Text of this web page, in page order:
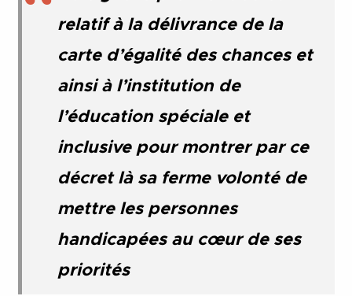
relatif à la délivrance de la
carte d’égalité des chances et
ainsi à l’institution de
l’éducation spéciale et
inclusive pour montrer par ce
décret là sa ferme volonté de
mettre les personnes
handicapées au cœur de ses
priorités